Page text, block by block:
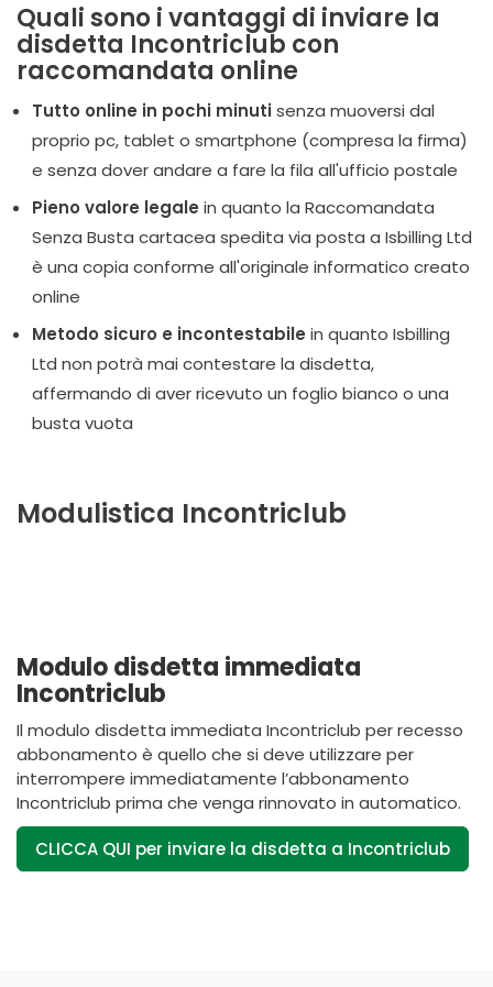
Quali sono i vantaggi di inviare la
disdetta Incontriclub con
raccomandata online
Tutto online in pochi minutisenza muoversi dal
proprio pc, tablet o smartphone (compresa la firma)
e senza dover andare a fare la fila all'ufficio postale
Pieno valore legale in quanto la Raccomandata
Senza Busta cartacea spedita via posta a Isbilling Ltd
è una copia conforme all'originale informatico creato
online
Metodo sicuro e incontestabile in quanto Isbilling
Ltd non potrà mai contestare la disdetta,
affermando di aver ricevuto un foglio bianco o una
busta vuota
Modulistica Incontriclub
Modulo disdetta immediata
Incontriclub
Il modulo disdetta immediata Incontriclub per recesso
abbonamento è quello che si deve utilizzare per
interrompere immediatamente l’abbonamento
Incontriclub prima che venga rinnovato in automatico.
CLICCA QUI per inviare la disdetta a Incontriclub